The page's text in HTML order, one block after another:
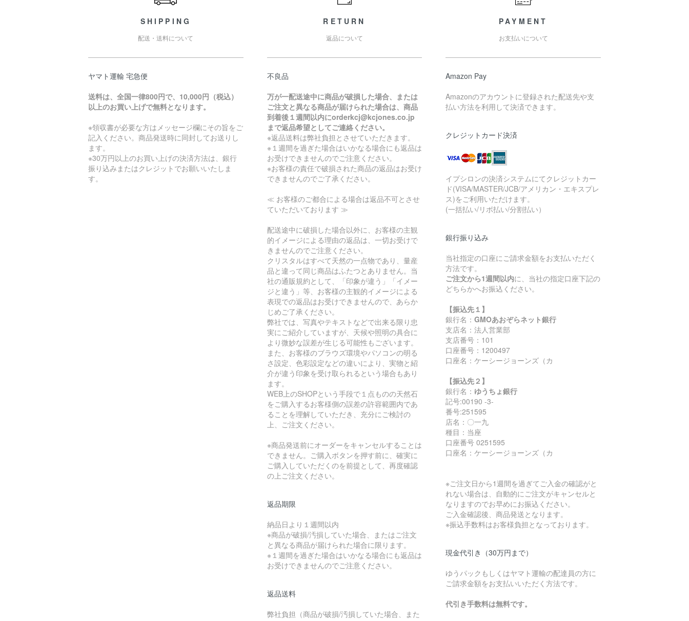
SHIPPING
配送・送料について
ヤマト運輸 宅急便
送料は、全国一律800円で、10,000円（税込）
以上のお買い上げで無料となります。
※領収書が必要な方はメッセージ欄にその旨をご
記入ください。商品発送時に同封してお送りし
ます。
※30万円以上のお買い上げの決済方法は、銀行
振り込みまたはクレジットでお願いいたしま
す。
RETURN
返品について
不良品
万が一配送途中に商品が破損した場合、または
ご注文と異なる商品が届けられた場合は、商品
到着後１週間以内にorderkcj@kcjones.co.jp
まで返品希望としてご連絡ください。
※返品送料は弊社負担とさせていただきます。
※１週間を過ぎた場合はいかなる場合にも返品は
お受けできませんのでご注意ください。
※お客様の責任で破損された商品の返品はお受け
できませんのでご了承ください。
≪ お客様のご都合による場合は返品不可とさせ
ていただいております ≫
配送途中に破損した場合以外に、お客様の主観
的イメージによる理由の返品は、一切お受けで
きませんのでご注意ください。
クリスタルはすべて天然の一点物であり、量産
品と違って同じ商品はふたつとありません。当
社の通販規約として、「印象が違う」「イメー
ジと違う」等、お客様の主観的イメージによる
表現での返品はお受けできませんので、あらか
じめご了承ください。
弊社では、写真やテキストなどで出来る限り忠
実にご紹介していますが、天候や照明の具合に
より微妙な誤差が生じる可能性もございます。
また、お客様のブラウズ環境やパソコンの明る
さ設定、色彩設定などの違いにより、実物と紹
介が違う印象を受け取られるという場合もあり
ます。
WEB上のSHOPという手段で１点ものの天然石
をご購入するお客様側の誤差の許容範囲内であ
ることを理解していただき、充分にご検討の
上、ご注文ください。
※商品発送前にオーダーをキャンセルすることは
できません。ご購入ボタンを押す前に、確実に
ご購入していただくのを前提として、再度確認
の上ご注文ください。
返品期限
納品日より１週間以内
※商品が破損/汚損していた場合、またはご注文
と異なる商品が届けられた場合に限ります。
※１週間を過ぎた場合はいかなる場合にも返品は
お受けできませんのでご注意ください。
返品送料
弊社負担（商品が破損/汚損していた場合、また
PAYMENT
お支払いについて
Amazon Pay
Amazonのアカウントに登録された配送先や支
払い方法を利用して決済できます。
クレジットカード決済
イプシロンの決済システムにてクレジットカー
ド(VISA/MASTER/JCB/アメリカン・エキスプレ
ス)をご利用いただけます。
(一括払い/リボ払い/分割払い）
銀行振り込み
当社指定の口座にご請求金額をお支払いただく
方法です。
ご注文から1週間以内に、当社の指定口座下記の
どちらかへお振込ください。
【振込先１】
銀行名：GMOあおぞらネット銀行
支店名：法人営業部
支店番号：101
口座番号：1200497
口座名：ケーシージョーンズ（カ
【振込先２】
銀行名： ゆうちょ銀行
記号:00190 -3-
番号:251595
店名：〇一九
種目：当座
口座番号 0251595
口座名：ケーシージョーンズ（カ
※ご注文日から1週間を過ぎてご入金の確認がと
れない場合は、自動的にご注文がキャンセルと
なりますのでお早めにお振込ください。
ご入金確認後、商品発送となります。
※振込手数料はお客様負担となっております。
現金代引き（30万円まで）
ゆうパックもしくはヤマト運輸の配達員の方に
ご請求金額をお支払いいただく方法です。
代引き手数料は無料です。